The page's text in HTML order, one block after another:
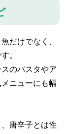
だけでなく、
。
のパスタやア
ニューにも幅
唐辛子とは性